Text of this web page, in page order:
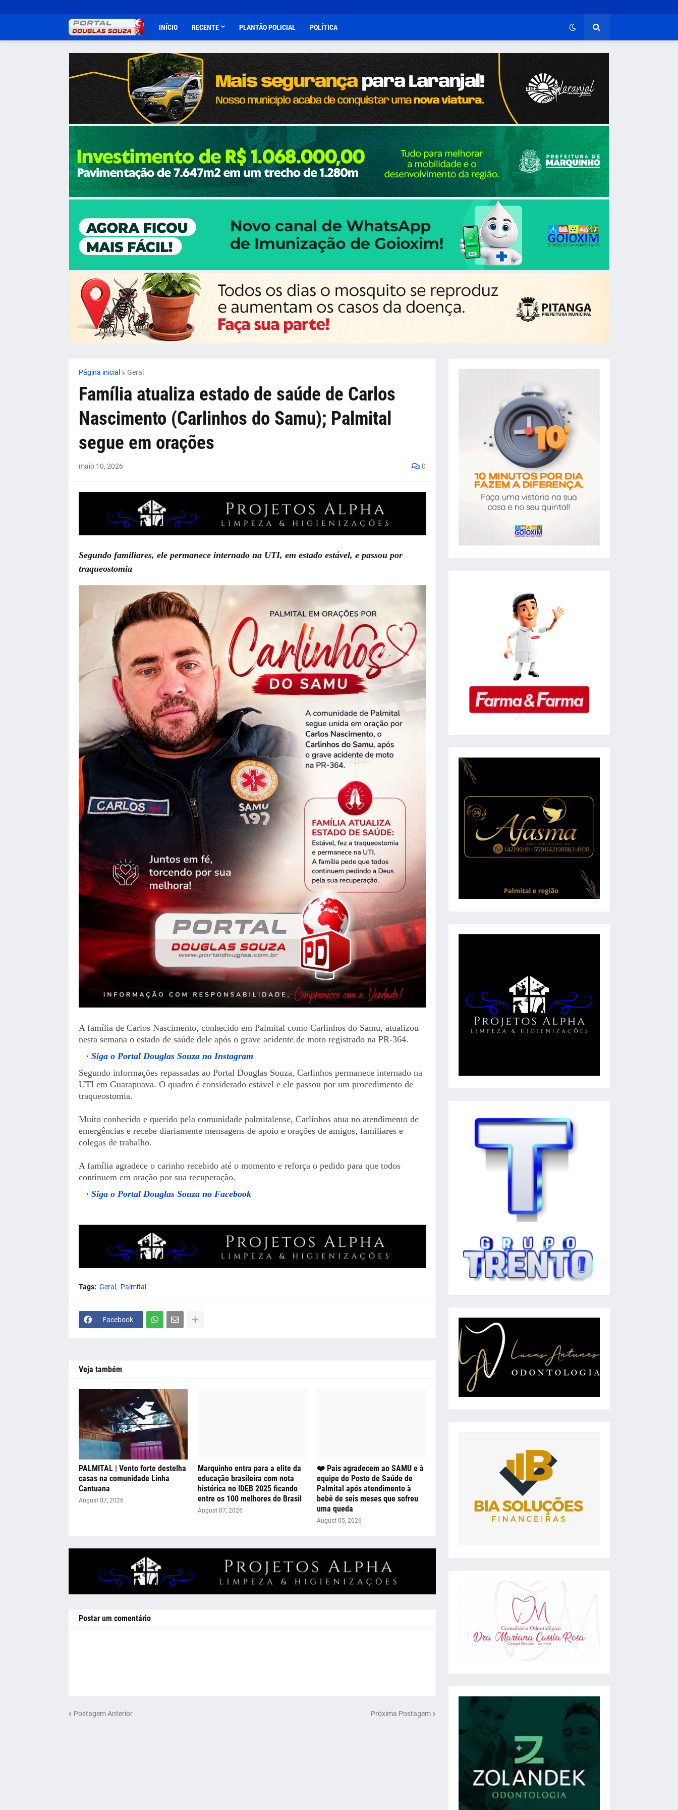
INÍCIO RECENTE PLANTÃO POLICIAL POLÍTICA
Página inicial Geral
Família atualiza estado de saúde de Carlos
Nascimento (Carlinhos do Samu); Palmital
segue em orações
maio 10, 2026 0
Segundo familiares, ele permanece internado na UTI, em estado estável, e passou por
traqueostomia
A família de Carlos Nascimento, conhecido em Palmital como Carlinhos do Samu, atualizou
nesta semana o estado de saúde dele após o grave acidente de moto registrado na PR-364.
Siga o Portal Douglas Souza no Instagram
Segundo informações repassadas ao Portal Douglas Souza, Carlinhos permanece internado na
UTI em Guarapuava. O quadro é considerado estável e ele passou por um procedimento de
traqueostomia.
Muito conhecido e querido pela comunidade palmitalense, Carlinhos atua no atendimento de
emergências e recebe diariamente mensagens de apoio e orações de amigos, familiares e
colegas de trabalho.
A família agradece o carinho recebido até o momento e reforça o pedido para que todos
continuem em oração por sua recuperação.
Siga o Portal Douglas Souza no Facebook
Tags: Geral Palmital
Facebook
Veja também
PALMITAL | Vento forte destelha
casas na comunidade Linha
Cantuana
August 07, 2026
Marquinho entra para a elite da
educação brasileira com nota
histórica no IDEB 2025 ficando
entre os 100 melhores do Brasil
August 07, 2026
❤️ Pais agradecem ao SAMU e à
equipe do Posto de Saúde de
Palmital após atendimento à
bebê de seis meses que sofreu
uma queda
August 05, 2026
Postar um comentário
Postagem Anterior Próxima Postagem